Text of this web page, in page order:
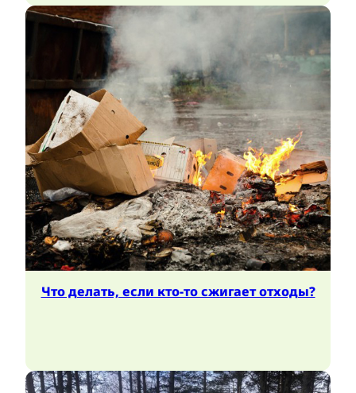
Что делать, если кто-то сжигает отходы?